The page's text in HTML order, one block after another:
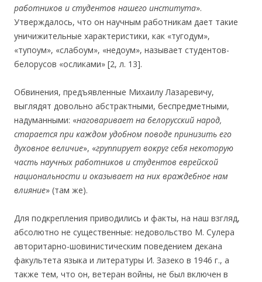
работников и студентов нашего института».
Утверждалось, что он научным работникам дает такие
уничижительные характеристики, как «тугодум»,
«тупоум», «слабоум», «недоум», называет студентов-
белорусов «осликами» [2, л. 13].
Обвинения, предъявленные Михаилу Лазаревичу,
выглядят довольно абстрактными, беспредметными,
надуманными: «наговаривает на белорусский народ,
старается при каждом удобном поводе принизить его
духовное величие», «группирует вокруг себя некоторую
часть научных работников и студентов еврейской
национальности и оказывает на них враждебное нам
влияние» (там же).
Для подкрепления приводились и факты, на наш взгляд,
абсолютно не существенные: недовольство М. Сулера
авторитарно-шовинистическим поведением декана
факультета языка и литературы И. Зазеко в 1946 г., а
также тем, что он, ветеран войны, не был включен в